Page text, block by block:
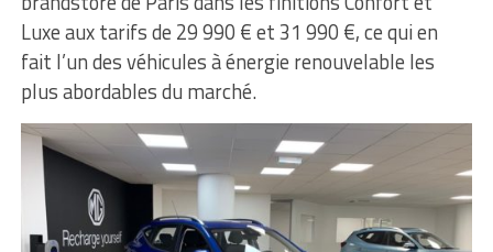
Luxe aux tarifs de 29 990 € et 31 990 €, ce qui en
fait l’un des véhicules à énergie renouvelable les
plus abordables du marché.